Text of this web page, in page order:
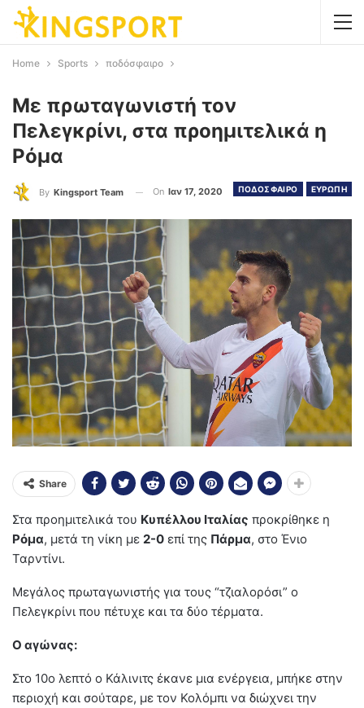
Home Sports ποδόσφαιρο
Με πρωταγωνιστή τον
Πελεγκρίνι, στα προημιτελικά η
Ρόμα
ΠΟΔΟΣΦΑΙΡΟ ΕΥΡΩΠΗ
By Kingsport Team On Ιαν 17, 2020
Share
Στα προημιτελικά του Κυπέλλου Ιταλίας προκρίθηκε η
Ρόμα, μετά τη νίκη με 2-0 επί της Πάρμα, στο Ένιο
Ταρντίνι.
Μεγάλος πρωταγωνιστής για τους “τζιαλορόσι” ο
Πελεγκρίνι που πέτυχε και τα δύο τέρματα.
Ο αγώνας:
Στο 10ο λεπτό ο Κάλινιτς έκανε μια ενέργεια, μπήκε στην
περιοχή και σούταρε, με τον Κολόμπι να διώχνει την